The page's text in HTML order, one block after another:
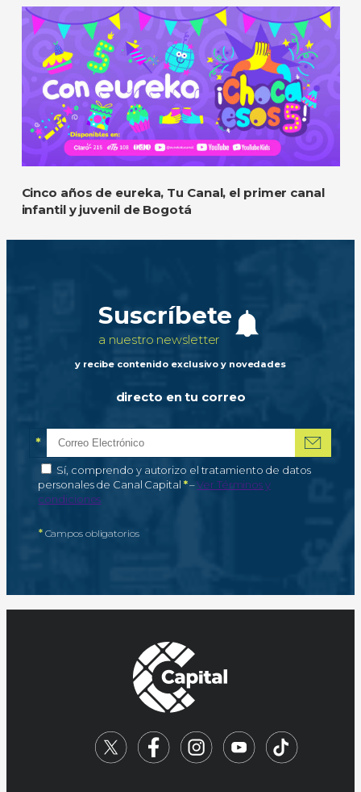
Cinco años de eureka, Tu Canal, el primer canal
infantil y juvenil de Bogotá
Suscríbete
a nuestro newsletter
y recibe contenido exclusivo y novedades
directo en tu correo
Correo electrónico
*Campo obligatorio
Autorización de tratamiento de datos personales
Sí, comprendo y autorizo el tratamiento de datos
personales de Canal Capital *–Campo obligatorio
Ver Términos y
condiciones
*Campos obligatorios